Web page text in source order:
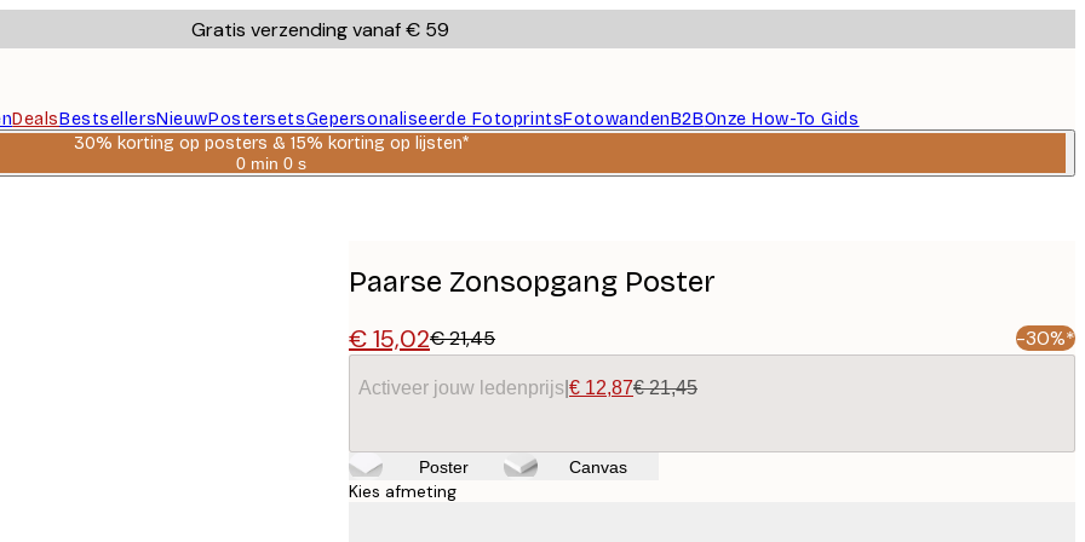
Gratis verzending vanaf € 59
DealsBestsellersNieuwPostersetsGepersonaliseerde FotoprintsFotowandenB2BOnze How-To Gids
30% korting op posters & 15% korting op lijsten*
0 min 0 s
Geldig
Paarse Zonsopgang Poster
€ 15,02€ 21,45 -30%*
Activeer jouw ledenprijs € 12,87€ 21,45
Poster Canvas
Kies afmeting